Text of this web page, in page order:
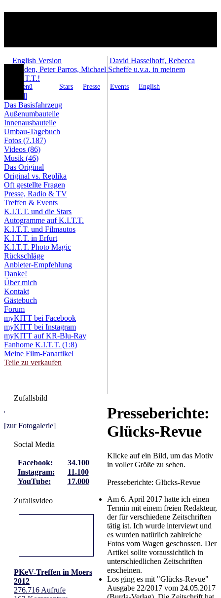
English Version
David Hasselhoff, Rebecca
Holden, Peter Parros, Michael Scheffe u.v.a. in meinem
K.I.T.T.!
Menü Stars Presse Events English
Aktuell
Das Basisfahrzeug
Außenumbauteile
Innenausbauteile
Umbau-Tagebuch
Fotos (7.187)
Videos (86)
Musik (46)
Das Original
Original vs. Replika
Oft gestellte Fragen
Presse, Radio & TV
Treffen & Events
K.I.T.T. und die Stars
Autogramme auf K.I.T.T.
K.I.T.T. und Filmautos
K.I.T.T. in Erfurt
K.I.T.T. Photo Magic
Rückschläge
Anbieter-Empfehlung
Danke!
Über mich
Kontakt
Gästebuch
Forum
myKITT bei Facebook
myKITT bei Instagram
myKITT auf KR-Blu-Ray
Fanhome K.I.T.T. (1:8)
Meine Film-Fanartikel
Teile zu verkaufen
Zufallsbild
[zur Fotogalerie]
Social Media
Facebook:
34.100
Instagram:
11.100
YouTube:
17.000
Zufallsvideo
PKeV-Treffen in Moers
2012
276.716 Aufrufe
Presseberichte:
Glücks-Revue
Klicke auf ein Bild, um das Motiv
in voller Größe zu sehen.
Presseberichte: Glücks-Revue
Am 6. April 2017 hatte ich einen
Termin mit einem freien Redakteur,
der für verschiedene Zeitschriften
tätig ist. Ich wurde interviewt und
es wurden natürlich zahlreiche
Fotos vom Wagen geschossen. Der
Artikel sollte voraussichtlich in
unterschiedlichen Zeitschriften
erscheinen.
Los ging es mit "Glücks-Revue"
Ausgabe 22/2017 vom 24.05.2017